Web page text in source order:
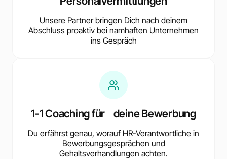
Unsere Partner bringen Dich nach deinem
Abschluss proaktiv bei namhaften Unternehmen
ins Gespräch
1-1 Coaching für deine Bewerbung
Du erfährst genau, worauf HR-Verantwortliche in
Bewerbungsgesprächen und
Gehaltsverhandlungen achten.